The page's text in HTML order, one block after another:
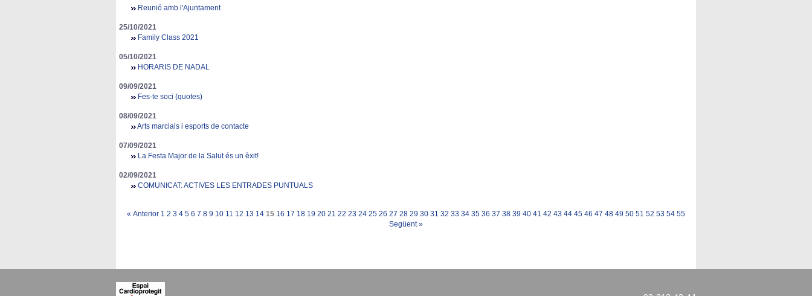
Reunió amb l'Ajuntament
25/10/2021
Family Class 2021
05/10/2021
HORARIS DE NADAL
09/09/2021
Fes-te soci (quotes)
08/09/2021
Arts marcials i esports de contacte
07/09/2021
La Festa Major de la Salut és un èxit!
02/09/2021
COMUNICAT: ACTIVES LES ENTRADES PUNTUALS
« Anterior 1 2 3 4 5 6 7 8 9 10 11 12 13 14 15 16 17 18 19 20 21 22 23 24 25 26 27 28 29 30 31 32 33 34 35 36 37 38 39 40 41 42 43 44 45 46 47 48 49 50 51 52 53 54 55
Següent »